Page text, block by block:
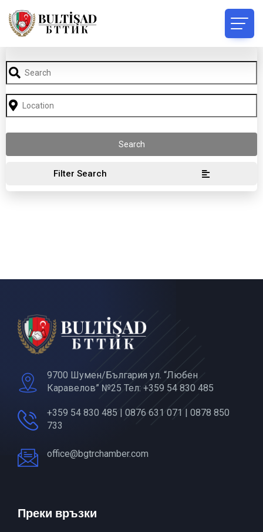
Filter Search
9700 Шумен/България ул. “Любен
Каравелов” №25 Тел: +359 54 830 485
+359 54 830 485 | 0876 631 071 | 0878 850
733
office@bgtrchamber.com
Преки връзки